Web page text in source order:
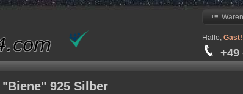
Hallo, Gast!
+49
925 Silber